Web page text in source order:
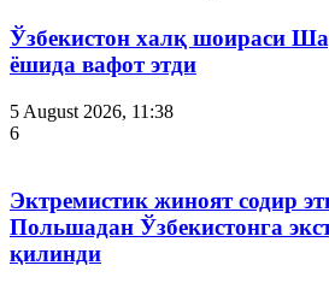
Ўзбекистон халқ шоираси
ёшида вафот этди
5 August 2026, 11:38
6
Эктремистик жиноят содир
Польшадан Ўзбекистонга
қилинди